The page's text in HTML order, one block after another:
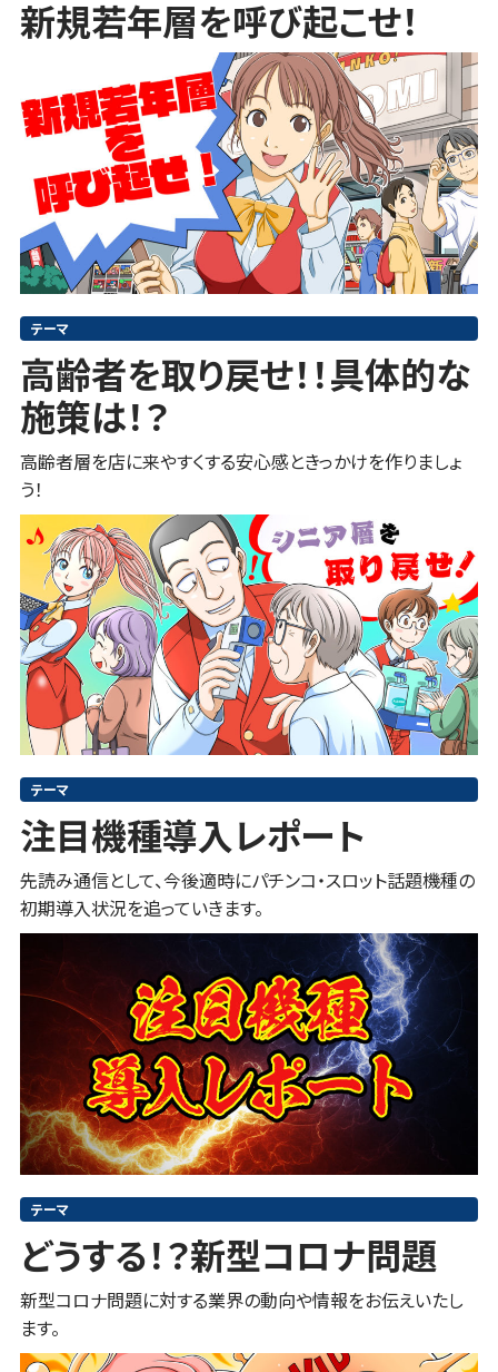
新規若年層を呼び起こせ！
テーマ
高齢者を取り戻せ！！具体的な
施策は！？
高齢者層を店に来やすくする安心感ときっかけを作りましょ
う！
テーマ
注目機種導入レポート
先読み通信として、今後適時にパチンコ・スロット話題機種の
初期導入状況を追っていきます。
テーマ
どうする！？新型コロナ問題
新型コロナ問題に対する業界の動向や情報をお伝えいたし
ます。